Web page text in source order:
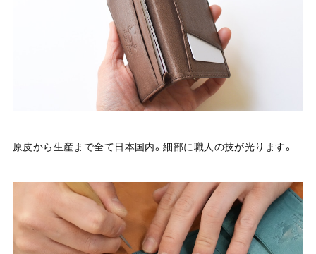
原皮から生産まで全て日本国内。細部に職人の技が光ります。